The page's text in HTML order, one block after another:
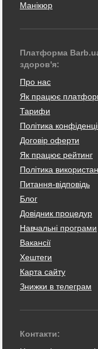
Манікюр
Платформа
здоров'я:
Про нас
Як працює
Тарифи
Політика
Договір оферти
Як працює рейтинг
Політика
Питання-відповідь
Блог
Довідник процедур
Навчальні програми
Вакансії
Хештеги
Карта сайту
Знижки в телеграм
Контакти: